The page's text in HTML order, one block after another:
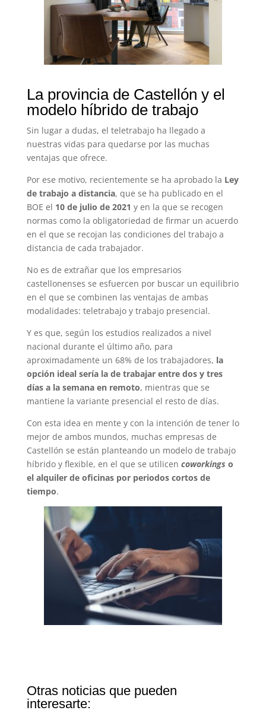
La provincia de Castellón y el
modelo híbrido de trabajo
Sin lugar a dudas, el teletrabajo ha llegado a
nuestras vidas para quedarse por las muchas
ventajas que ofrece.
Por ese motivo, recientemente se ha aprobado la Ley
de trabajo a distancia, que se ha publicado en el
BOE el 10 de julio de 2021 y en la que se recogen
normas como la obligatoriedad de firmar un acuerdo
en el que se recojan las condiciones del trabajo a
distancia de cada trabajador.
No es de extrañar que los empresarios
castellonenses se esfuercen por buscar un equilibrio
en el que se combinen las ventajas de ambas
modalidades: teletrabajo y trabajo presencial.
Y es que, según los estudios realizados a nivel
nacional durante el último año, para
aproximadamente un 68% de los trabajadores, la
opción ideal sería la de trabajar entre dos y tres
días a la semana en remoto, mientras que se
mantiene la variante presencial el resto de días.
Con esta idea en mente y con la intención de tener lo
mejor de ambos mundos, muchas empresas de
Castellón se están planteando un modelo de trabajo
híbrido y flexible, en el que se utilicen coworkings o
el alquiler de oficinas por periodos cortos de
tiempo.
Otras noticias que pueden
interesarte: